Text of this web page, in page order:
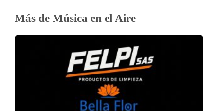
Más de Música en el Aire